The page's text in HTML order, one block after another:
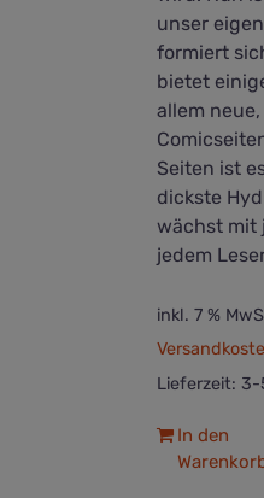
unser
formiert
bietet
allem
Seiten ist
dickste
wächst mit
jedem
inkl. 7 %
Lieferzeit: 3-
In den